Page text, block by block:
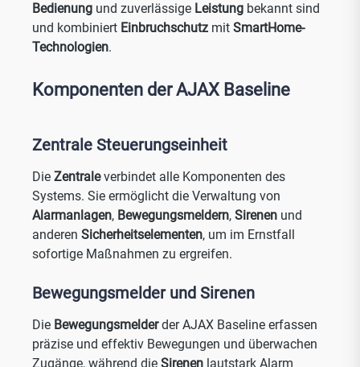
Bedienung und zuverlässige Leistung bekannt sind
und kombiniert Einbruchschutz mit SmartHome-
Technologien.
Komponenten der AJAX Baseline
Zentrale Steuerungseinheit
Die Zentraleverbindet alle Komponenten des
Systems. Sie ermöglicht die Verwaltung von
Alarmanlagen, Bewegungsmeldern, Sirenen und
anderen Sicherheitselementen, um im Ernstfall
sofortige Maßnahmen zu ergreifen.
Bewegungsmelder und Sirenen
Die Bewegungsmelderder AJAX Baseline erfassen
präzise und effektiv Bewegungen und überwachen
Zugänge, während die Sirenen lautstark Alarm